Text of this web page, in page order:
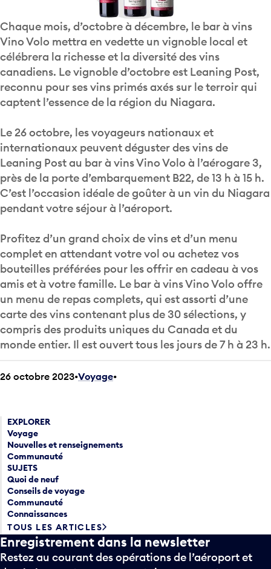
Chaque mois, d’octobre à décembre, le bar à vins
Vino Volo mettra en vedette un vignoble local et
célébrera la richesse et la diversité des vins
canadiens. Le vignoble d’octobre est Leaning Post,
reconnu pour ses vins primés axés sur le terroir qui
captent l’essence de la région du Niagara.
Le 26 octobre, les voyageurs nationaux et
internationaux peuvent déguster des vins de
Leaning Post au bar à vins Vino Volo à l’aérogare 3,
près de la porte d’embarquement B22, de 13 h à 15 h.
C’est l’occasion idéale de goûter à un vin du Niagara
pendant votre séjour à l’aéroport.
Profitez d’un grand choix de vins et d’un menu
complet en attendant votre vol ou achetez vos
bouteilles préférées pour les offrir en cadeau à vos
amis et à votre famille. Le bar à vins Vino Volo offre
un menu de repas complets, qui est assorti d’une
carte des vins contenant plus de 30 sélections, y
compris des produits uniques du Canada et du
monde entier. Il est ouvert tous les jours de 7 h à 23 h.
26 octobre 2023 Voyage•
EXPLORER
Voyage
Nouvelles et renseignements
Communauté
SUJETS
Quoi de neuf
Conseils de voyage
Communauté
Connaissances
TOUS LES ARTICLES
Enregistrement dans la newsletter
Restez au courant des opérations de l’aéroport et